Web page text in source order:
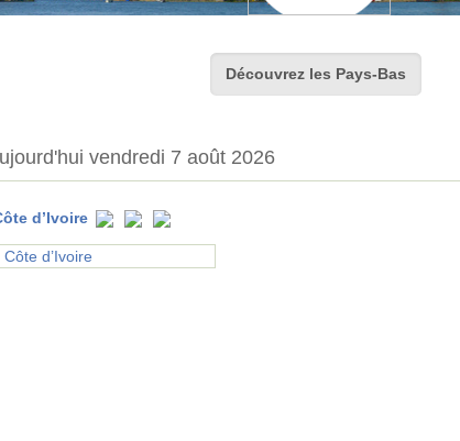
Découvrez les Pays-Bas
vendredi 7 août 2026
d’Ivoire